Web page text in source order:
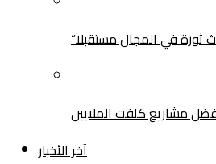
ثورة في المجال مستقبلا
بفضل مشاريع كلفت الملايين
آخر الأخبار